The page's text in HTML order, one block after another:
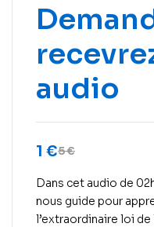
audio
5€
1 €
Dans cet audio de
nous guide pour
l’extraordinaire loi